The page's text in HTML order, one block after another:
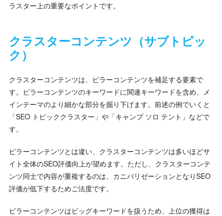
ラスター上の重要なポイントです。
クラスターコンテンツ（サブトピッ
ク）
クラスターコンテンツは、ピラーコンテンツを補足する要素で
す。ピラーコンテンツのキーワードに関連キーワードを含め、メ
インテーマのより細かな部分を掘り下げます。前述の例でいくと
「SEO トピッククラスター」や「キャンプ ソロ テント」などで
す。
ピラーコンテンツとは違い、クラスターコンテンツは多いほどサ
イト全体のSEO評価向上が望めます。ただし、クラスターコンテ
ンツ同士で内容が重複するのは、カニバリゼーションとなりSEO
評価が低下するためご法度です。
ピラーコンテンツはビッグキーワードを扱うため、上位の獲得は